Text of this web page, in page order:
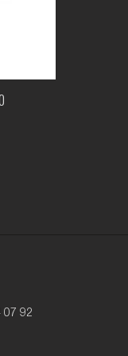
07 92